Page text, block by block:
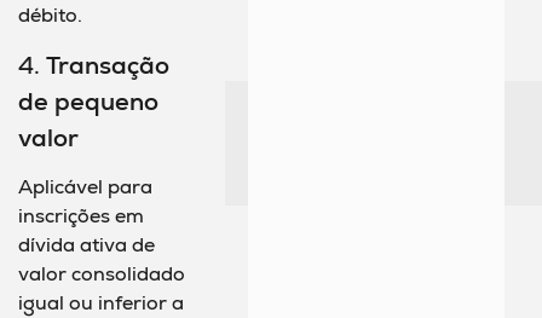
débito.
4. Transação
de pequeno
valor
Aplicável para
inscrições em
dívida ativa de
valor consolidado
igual ou inferior a